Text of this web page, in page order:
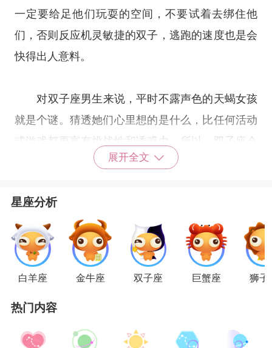
一定要给足他们玩耍的空间，不要试着去绑住他
们，否则反应机灵敏捷的双子，逃跑的速度也是会
快得出人意料。
对双子座男生来说，平时不露声色的天蝎女孩
就是个谜。猜透她们心里想的是什么，比任何活动
或游戏都更富有挑战性和诱惑力。所以，
双子座
会
因为好奇而对天蝎女孩产生兴趣，并利用自己的人
不经心的，对谁都嘻嘻哈哈，碰到长得好看的女
孩，就决不会放过献殷勤的机会。
天蝎座
女孩天性多疑，所以她们擅长看破一切
可能的。天蝎座女孩会把她们了解到的一切埋在心
底。当天蝎女孩遇上双子男孩，她们是容不得双子
展开全文
星座分析
白羊座 金牛座 双子座 巨蟹座 狮子
热门内容